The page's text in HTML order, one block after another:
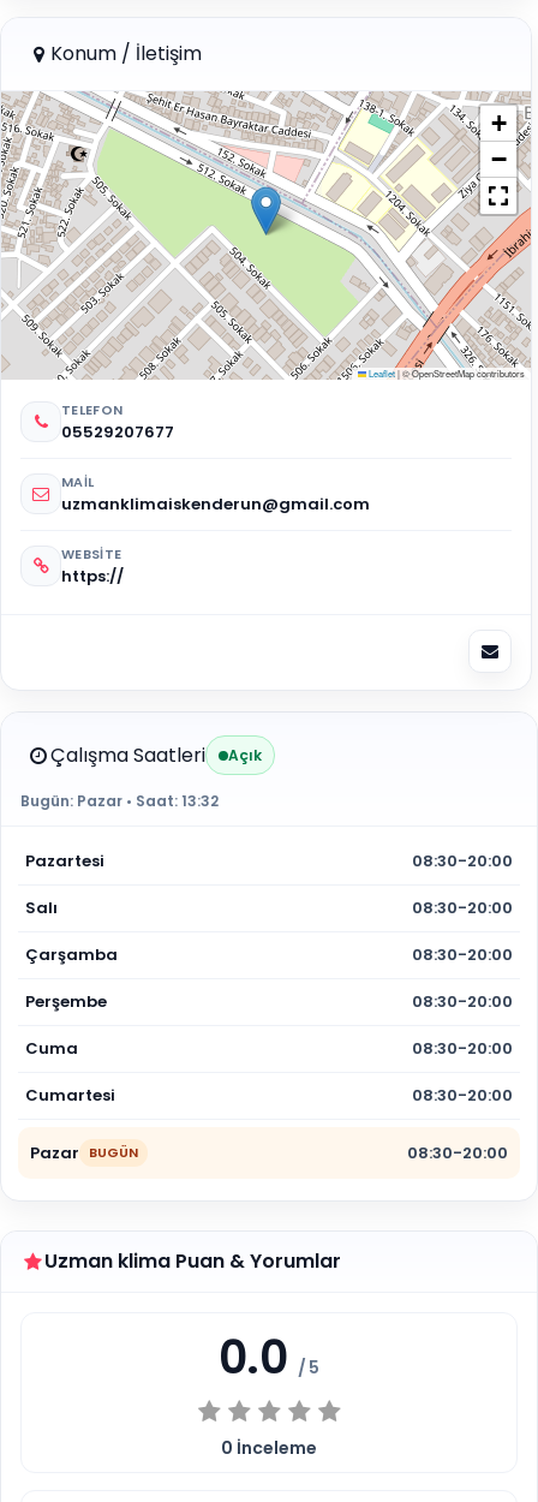
Konum / İletişim
+
−
Leaflet|© OpenStreetMap contributors
TELEFON
05529207677
MAIL
uzmanklimaiskenderun@gmail.com
WEBSITE
https://
Çalışma Saatleri Açık
Bugün: Pazar • Saat:13:32
Pazartesi 08:30-20:00
Salı 08:30-20:00
Çarşamba 08:30-20:00
Perşembe 08:30-20:00
Cuma 08:30-20:00
Cumartesi 08:30-20:00
Pazar BUGÜN 08:30-20:00
Uzman klima Puan & Yorumlar
0.0 / 5
0 İnceleme